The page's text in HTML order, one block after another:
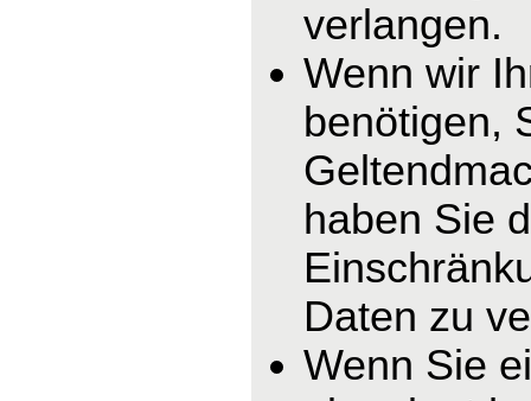
verlangen.
Wenn wir
benötigen,
haben Sie
Daten zu
Wenn Sie